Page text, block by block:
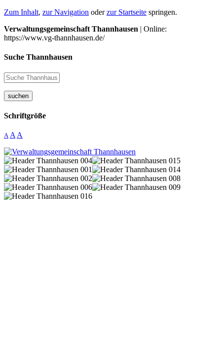
Zum Inhalt, zur Navigation oderzur Startseite springen.
Verwaltungsgemeinschaft Thannhausen | Online:
https://www.vg-thannhausen.de/
Suche Thannhausen
suchen
Schriftgröße
A A A